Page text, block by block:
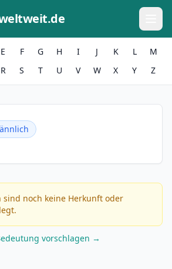
E F G H I J K L
M
R S T U V W X Y Z
sind noch keine Herkunft oder
vorschlagen →